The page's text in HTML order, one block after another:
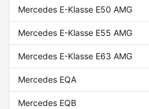
Mercedes E-Klasse E50 AMG
Mercedes E-Klasse E55 AMG
Mercedes E-Klasse E63 AMG
Mercedes EQA
Mercedes EQB